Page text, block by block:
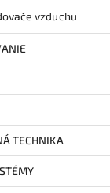
vzduchu
TECHNIKA